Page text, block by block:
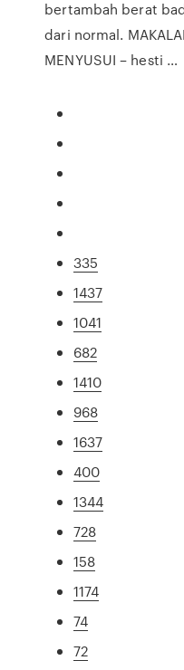
bertambah berat
dari normal.
MENYUSUI – hesti …
335
1437
1041
682
1410
968
1637
400
1344
728
158
1174
74
72